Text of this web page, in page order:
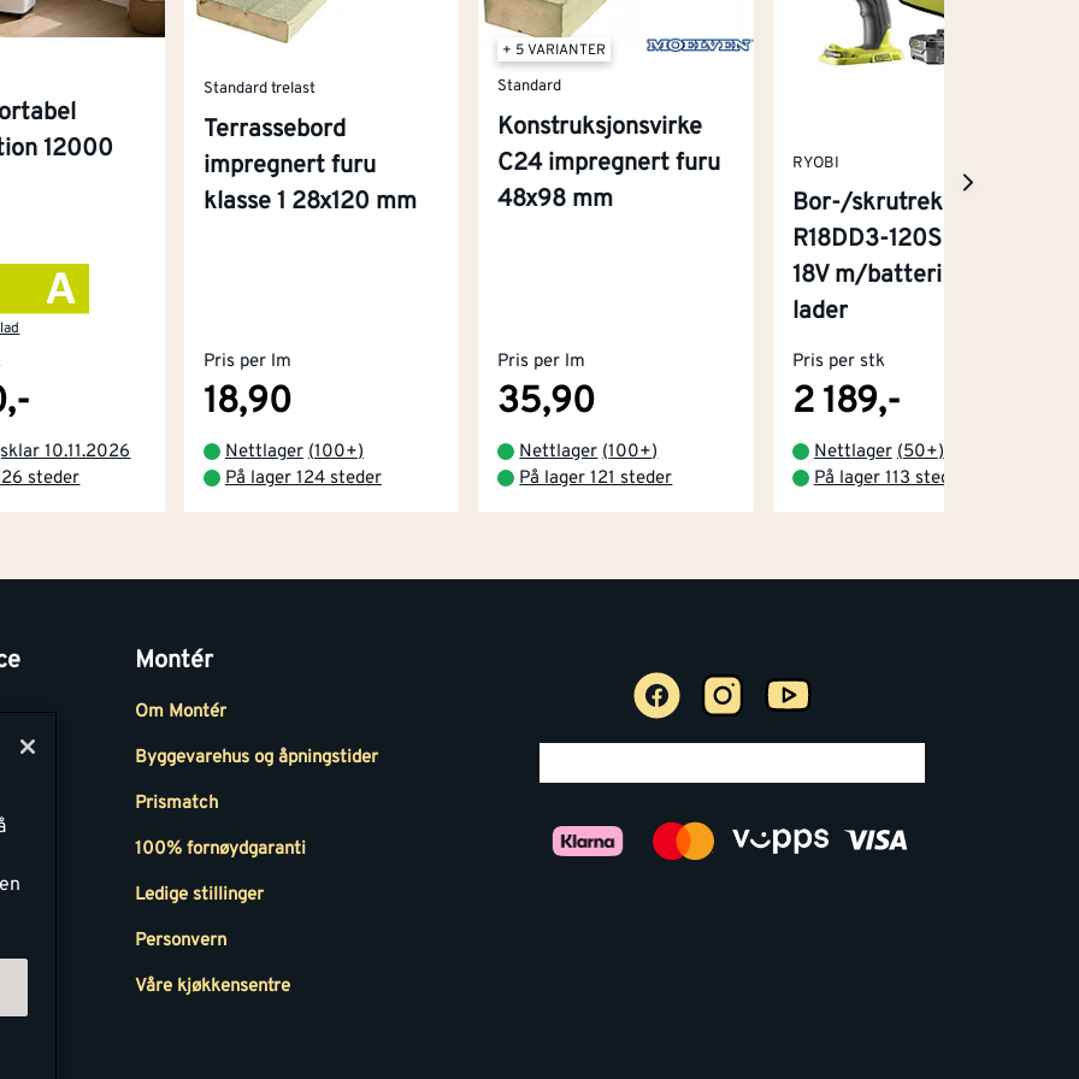
12000
10.11.2026
steder
Standard trelast
Terrassebord
impregnert furu
klasse 1 28x120 mm
Pris per lm
18,90
Nettlager (100+)
På lager 124 steder
+ 5 VARIANTER
Standard
Konstruksjonsvirke
C24 impregnert furu
48x98 mm
Pris per lm
35,90
Nettlager (100+)
På lager 121 steder
RYOBI
Bor-/skrutrekker
R18DD3-120S One+
18V m/batteri og
lader
Pris per stk
2 189,-
Nettlager (50+)
På lager 113 steder
Montér
Om Montér
Byggevarehus og åpningstider
Prismatch
100% fornøydgaranti
Ledige stillinger
Personvern
Våre kjøkkensentre